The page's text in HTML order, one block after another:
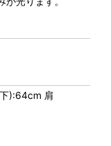
):64cm 肩